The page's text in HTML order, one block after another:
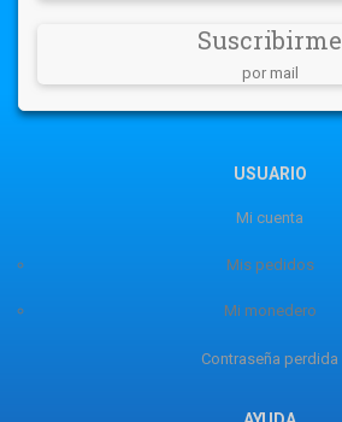
Suscribirme
por mail
USUARIO
Mi cuenta
Mis pedidos
Mi monedero
Contraseña perdida